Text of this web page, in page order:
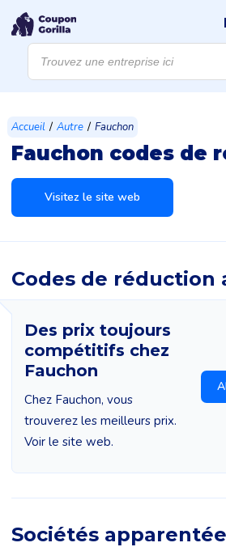
Recherche
produits
Accueil / Autre / Fauchon
Fauchon codes de
Visitez le site web
Codes de réduction
Des prix toujours
compétitifs chez
Fauchon
Chez Fauchon, vous
trouverez les meilleurs prix.
Voir le site web.
Sociétés